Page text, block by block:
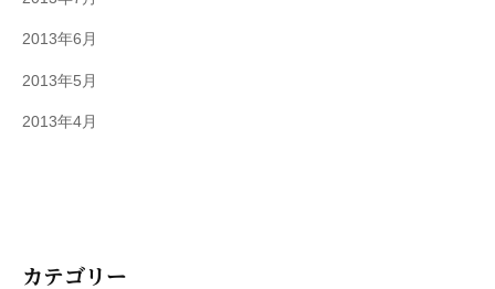
2013年6月
2013年5月
2013年4月
カテゴリー